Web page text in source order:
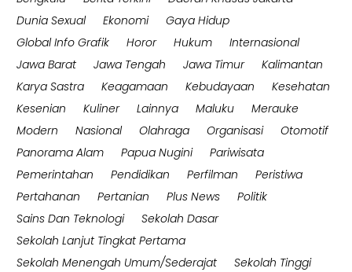
Dunia Sexual
Ekonomi
Gaya Hidup
Global Info Grafik
Horor Hukum
Internasional
Jawa Barat
Jawa Tengah Jawa Timur
Kalimantan
Karya Sastra
Keagamaan Kebudayaan
Kesehatan
Kesenian
Kuliner Lainnya Maluku
Merauke
Modern
Nasional Olahraga Organisasi
Otomotif
Panorama Alam
Papua Nugini
Pariwisata
Pemerintahan
Pendidikan Perfilman
Peristiwa
Pertahanan
Pertanian Plus News
Politik
Sains Dan Teknologi
Sekolah Dasar
Sekolah Lanjut Tingkat Pertama
Sekolah Menengah Umum/Sederajat
Sekolah Tinggi